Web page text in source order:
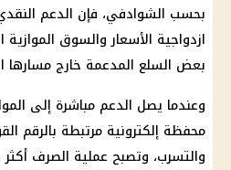
بحسب الشوادفي، فإن الدعم
ازدواجية الأسعار والسوق
بعض السلع المدعمة خارج مسارها
وعندما يصل الدعم مباشرة إلى
محفظة إلكترونية مرتبطة بالرقم
والتسرب، وتصبح عملية الصرف أكثر